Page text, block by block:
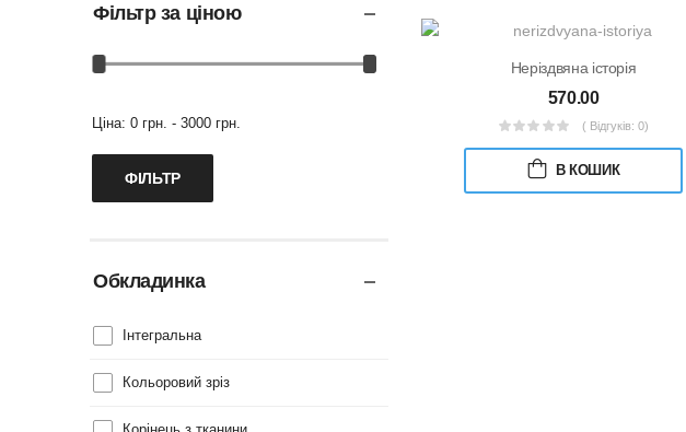
Фільтр за ціною
Ціна: 0 грн. - 3000 грн.
Обкладинка
Інтегральна
Кольоровий зріз
Неріздвяна історія
570.00
( Відгуків: 0)
В КОШИК